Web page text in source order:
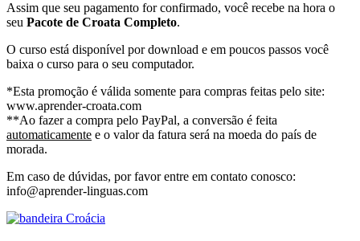
Assim que seu pagamento for confirmado, você recebe na hora o
seu Pacote de Croata Completo.
O curso está disponível por download e em poucos passos você
baixa o curso para o seu computador.
*Esta promoção é válida somente para compras feitas pelo site:
www.aprender-croata.com
**Ao fazer a compra pelo PayPal, a conversão é feita
automaticamente e o valor da fatura será na moeda do país de
morada.
Em caso de dúvidas, por favor entre em contato conosco:
info@aprender-linguas.com